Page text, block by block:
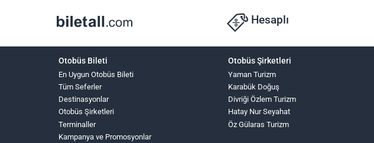
Hesaplı
Otobüs Bileti
En Uygun Otobüs Bileti
Tüm Seferler
Destinasyonlar
Otobüs Şirketleri
Terminaller
Kampanya ve Promosyonlar
Otobüs Şirketleri
Yaman Turizm
Karabük Doğuş
Divriği Özlem Turizm
Hatay Nur Seyahat
Öz Gülaras Turizm